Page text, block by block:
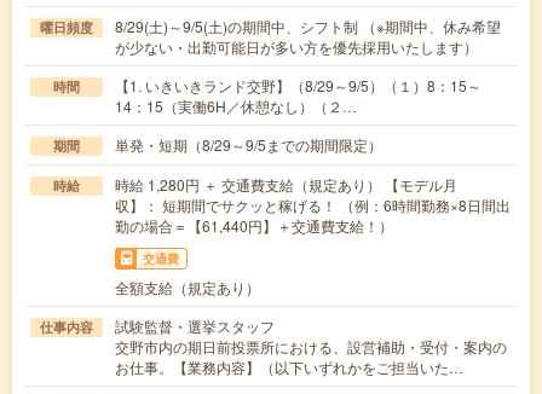
曜日頻度
8/29(土)～9/5(土)の期間中、シフト制 （※期間中、休み希望
が少ない・出勤可能日が多い方を優先採用いたします）
時間
【1. いきいきランド交野】（8/29～9/5）（１）8：15～
14：15（実働6H／休憩なし）（２…
期間 単発・短期（8/29～9/5までの期間限定）
時給
時給 1,280円 ＋ 交通費支給（規定あり） 【モデル月
収】： 短期間でサクッと稼げる！ （例：6時間勤務×8日間出
勤の場合＝【61,440円】＋交通費支給！）
交通費
全額支給（規定あり）
仕事内容
試験監督・選挙スタッフ
交野市内の期日前投票所における、設営補助・受付・案内の
お仕事。【業務内容】（以下いずれかをご担当いた…